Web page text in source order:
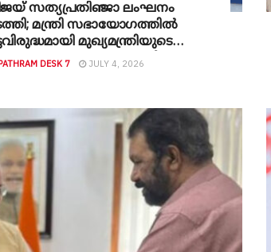
സത്യപ്രതിഞ്ജാ ലംഘനം
മന്ത്രി സഭായോ​ഗത്തിൽ
മുഖ്യമന്ത്രിയുടെ
സുഹൃത്തിന്റെയും
ഡിഎംകെ
DESK 7 JULY 4, 2026